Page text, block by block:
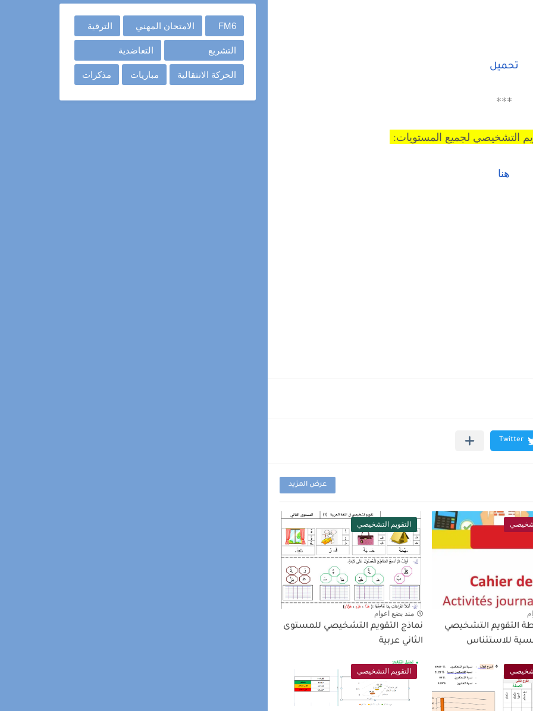
تحميل
***
التشخيصي لجميع المستويات:
هنا
عرض المزيد
التقويم التشخيصي
للاستئناس
التقويم التشخيصي
منذ بضع اعوام
نماذج التقويم التشخيصي للمستوى
الثاني عربية
التقويم التشخيصي
FM6 الامتحان المهني الترقية
التشريع التعاضدية
الحركة الانتقالية مباريات مذكرات